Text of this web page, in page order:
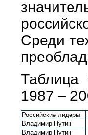
Среди
Таблица
1987 –
Российские лидеры
Владимир Путин
Владимир Путин